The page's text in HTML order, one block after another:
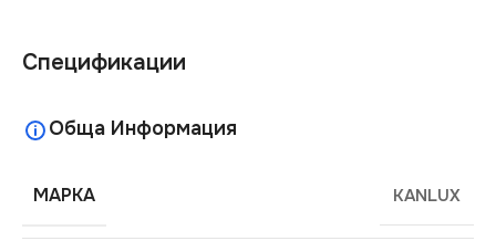
Спецификации
Обща Информация
МАРКА KANLUX